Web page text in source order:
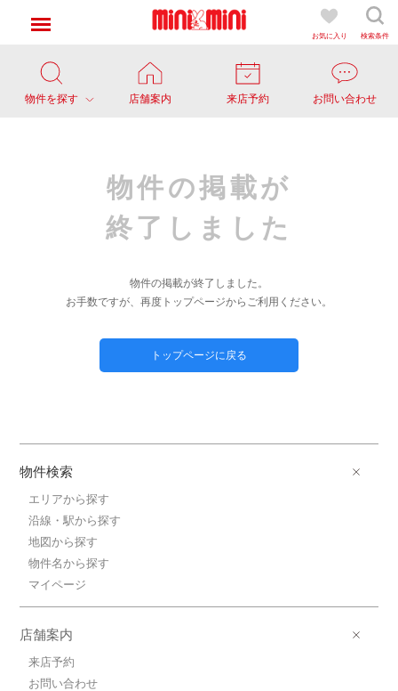
お気に入り 検索条件
物件を探す 店舗案内 来店予約 お問い合わせ
物件の掲載が
終了しました
物件の掲載が終了しました。
お手数ですが、再度トップページからご利用ください。
トップページに戻る
物件検索
エリアから探す
沿線・駅から探す
地図から探す
物件名から探す
マイページ
店舗案内
来店予約
お問い合わせ